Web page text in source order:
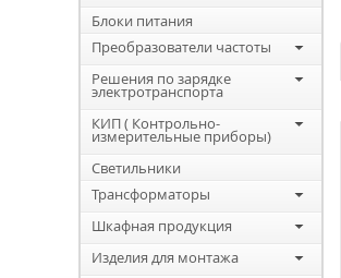
Блоки питания
Преобразователи частоты
Решения по зарядке
электротранспорта
КИП ( Контрольно-
измерительные приборы)
Светильники
Трансформаторы
Шкафная продукция
Изделия для монтажа